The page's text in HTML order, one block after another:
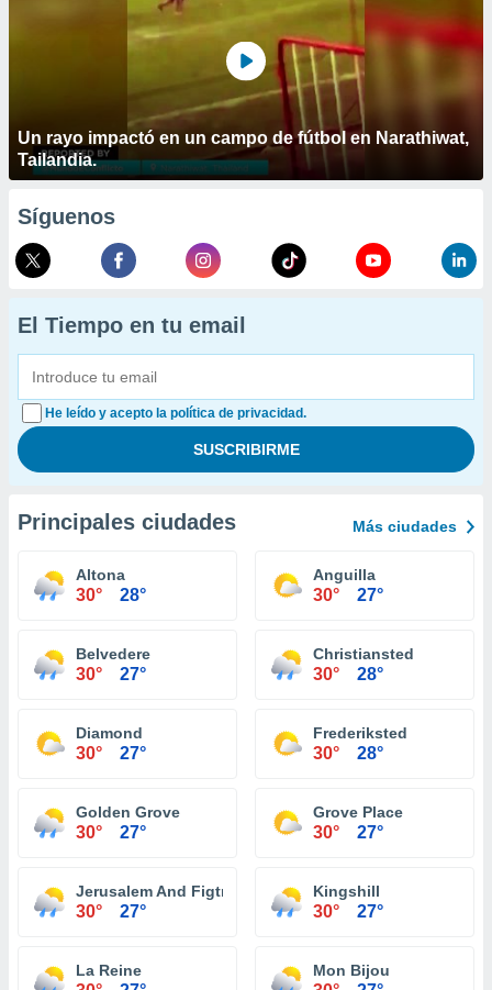
Un rayo impactó en un campo de fútbol en Narathiwat,
Tailandia.
Síguenos
El Tiempo en tu email
He leído y acepto la política de privacidad.
Principales ciudades Más ciudades
Altona
30° 28°
Anguilla
30° 27°
Belvedere
30° 27°
Christiansted
30° 28°
Diamond
30° 27°
Frederiksted
30° 28°
Golden Grove
30° 27°
Grove Place
30° 27°
Jerusalem And Figtree Hill
30° 27°
Kingshill
30° 27°
La Reine Mon Bijou